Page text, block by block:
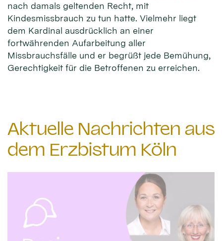
nach damals geltenden Recht, mit
Kindesmissbrauch zu tun hatte. Vielmehr liegt
dem Kardinal ausdrücklich an einer
fortwährenden Aufarbeitung aller
Missbrauchsfälle und er begrüßt jede Bemühung,
Gerechtigkeit für die Betroffenen zu erreichen.
Aktuelle Nachrichten aus
dem Erzbistum Köln